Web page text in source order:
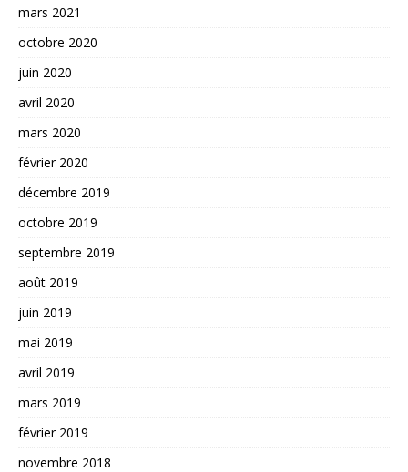
mars 2021
octobre 2020
juin 2020
avril 2020
mars 2020
février 2020
décembre 2019
octobre 2019
septembre 2019
août 2019
juin 2019
mai 2019
avril 2019
mars 2019
février 2019
novembre 2018